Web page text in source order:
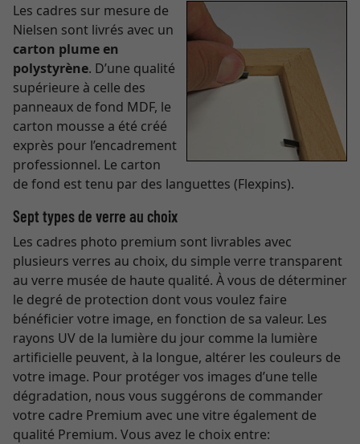
Les cadres sur mesure de
Nielsen sont livrés avec un
carton plume en
polystyrène. D’une qualité
supérieure à celle des
panneaux de fond MDF, le
carton mousse a été créé
exprès pour l’encadrement
professionnel. Le carton
de fond est tenu par des languettes (Flexpins).
Sept types de verre au choix
Les cadres photo premium sont livrables avec
plusieurs verres au choix, du simple verre transparent
au verre musée de haute qualité. À vous de déterminer
le degré de protection dont vous voulez faire
bénéficier votre image, en fonction de sa valeur. Les
rayons UV de la lumière du jour comme la lumière
artificielle peuvent, à la longue, altérer les couleurs de
votre image. Pour protéger vos images d’une telle
dégradation, nous vous suggérons de commander
votre cadre Premium avec une vitre également de
qualité Premium. Vous avez le choix entre: